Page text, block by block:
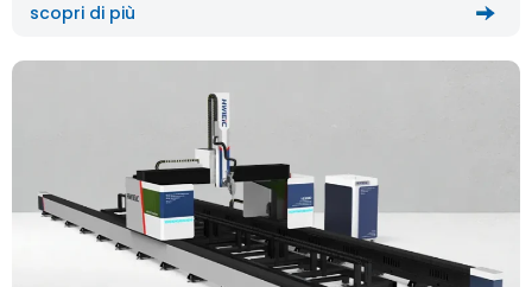
scopri di più